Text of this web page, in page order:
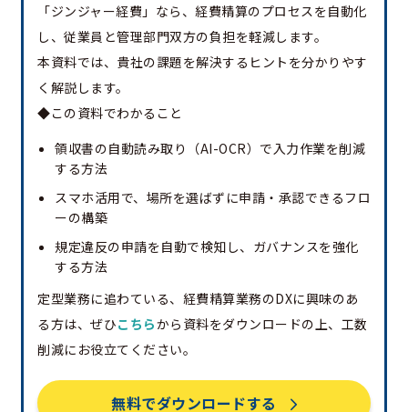
「ジンジャー経費」なら、経費精算のプロセスを自動化
し、従業員と管理部門双方の負担を軽減します。
本資料では、貴社の課題を解決するヒントを分かりやす
く解説します。
◆この資料でわかること
領収書の自動読み取り（AI-OCR）で入力作業を削減
する方法
スマホ活用で、場所を選ばずに申請・承認できるフロ
ーの構築
規定違反の申請を自動で検知し、ガバナンスを強化
する方法
定型業務に追わている、経費精算業務のDXに興味のあ
る方は、ぜひこちらから資料をダウンロードの上、工数
削減にお役立てください。
無料でダウンロードする